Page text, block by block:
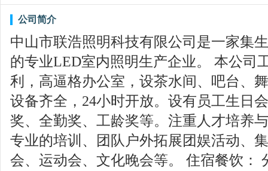
公司简介
中山市联浩照明科技有限公司是一家集
的专业LED室内照明生产企业。 本公司
利，高逼格办公室，设茶水间、吧台、
设备齐全，24小时开放。设有员工生日
奖、全勤奖、工龄奖等。注重人才培养
专业的培训、团队户外拓展团娱活动、
会、运动会、文化晚会等。 住宿餐饮：